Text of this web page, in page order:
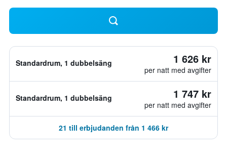
Standardrum, 1 dubbelsäng 1 626 kr
per natt med avgifter
Standardrum, 1 dubbelsäng 1 747 kr
per natt med avgifter
21 till erbjudanden från 1 466 kr